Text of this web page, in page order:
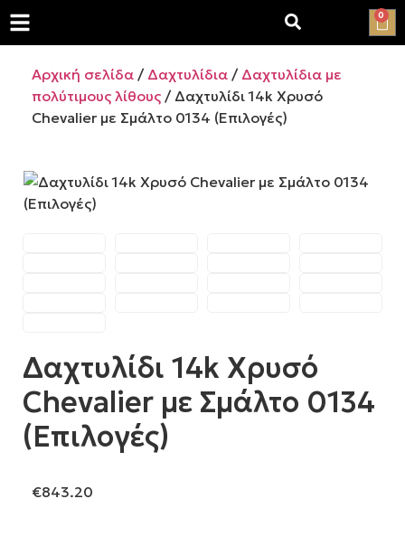
0
Αρχική σελίδα / Δαχτυλίδια / Δαχτυλίδια με
πολύτιμους λίθους / Δαχτυλίδι 14k Χρυσό
Chevalier με Σμάλτο 0134 (Επιλογές)
Δαχτυλίδι 14k Χρυσό
Chevalier με Σμάλτο 0134
(Επιλογές)
€843.20